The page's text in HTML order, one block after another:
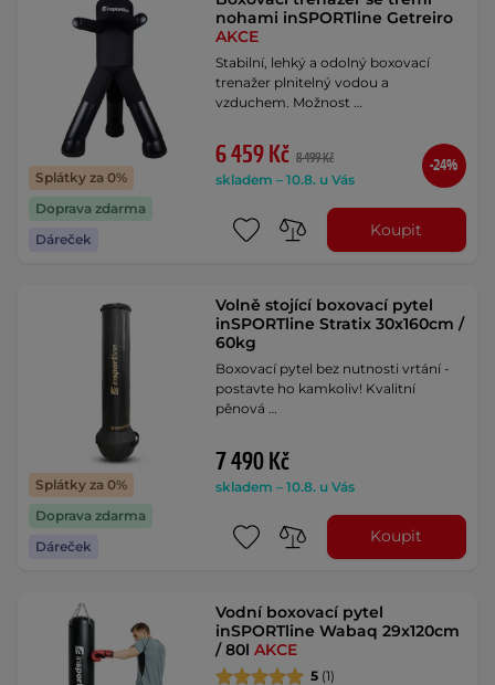
Splátky za 0%
Doprava zdarma
Dáreček
nohami inSPORTline Getreiro
AKCE
Stabilní, lehký a odolný boxovací
trenažer plnitelný vodou a
vzduchem. Možnost …
6 459 Kč 8 499 Kč
skladem – 10.8. u Vás
-24%
Koupit
Splátky za 0%
Doprava zdarma
Dáreček
Volně stojící boxovací pytel
inSPORTline Stratix 30x160cm /
60kg
Boxovací pytel bez nutnosti vrtání -
postavte ho kamkoliv! Kvalitní
pěnová …
7 490 Kč
skladem – 10.8. u Vás
Koupit
Vodní boxovací pytel
inSPORTline Wabaq 29x120cm
/ 80lAKCE
5 (1)